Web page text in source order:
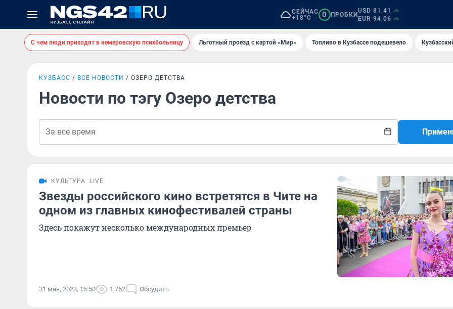
СЕЙЧАС
+18°C
0 ПРОБКИ
USD 81,41
EUR 94,06
С чем люди приходят в кемеровскую психбольницу Льготный проезд с картой «Мир» Топливо в Кузбассе подешевело
КУЗБАСС ВСЕ НОВОСТИ ОЗЕРО ДЕТСТВА
Новости по тэгу Озеро детства
КУЛЬТУРА LIVE
Звезды российского кино встретятся в Чите на
одном из главных кинофестивалей страны
Здесь покажут несколько международных премьер
31 мая, 2023, 15:50 1 752 Обсудить